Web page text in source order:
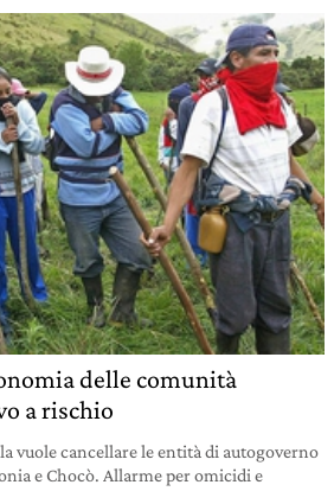
delle comunità
a rischio
vuole cancellare le entità di autogoverno
e Chocò. Allarme per omicidi e